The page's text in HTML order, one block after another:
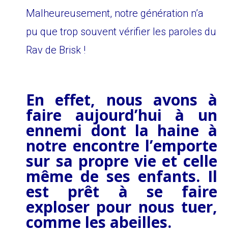
Malheureusement, notre génération n’a
pu que trop souvent vérifier les paroles du
Rav de Brisk !
En effet, nous avons à
faire aujourd’hui à un
ennemi dont la haine à
notre encontre l’emporte
sur sa propre vie et celle
même de ses enfants. Il
est prêt à se faire
exploser pour nous tuer,
comme les abeilles.